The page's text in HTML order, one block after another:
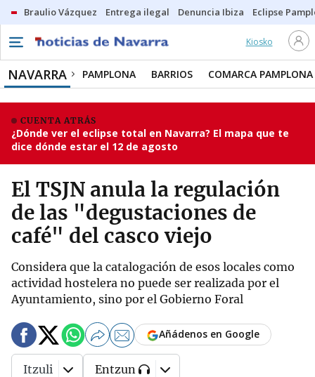
Braulio Vázquez Entrega ilegal Denuncia Ibiza Eclipse
Kiosko
NAVARRA PAMPLONA BARRIOS COMARCA PAMPLONA
CUENTA ATRÁS
¿Dónde ver el eclipse total en Navarra? El mapa que te
dice dónde estar el 12 de agosto
El TSJN anula la regulación
de las "degustaciones de
café" del casco viejo
Considera que la catalogación de esos locales como
actividad hostelera no puede ser realizada por el
Ayuntamiento, sino por el Gobierno Foral
Añádenos en Google
Itzuli Entzun